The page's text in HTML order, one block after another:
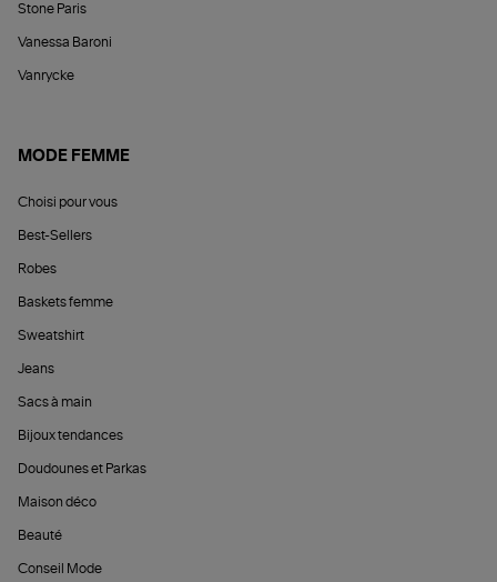
Stone Paris
Vanessa Baroni
Vanrycke
MODE FEMME
Choisi pour vous
Best-Sellers
Robes
Baskets femme
Sweatshirt
Jeans
Sacs à main
Bijoux tendances
Doudounes et Parkas
Maison déco
Beauté
Conseil Mode